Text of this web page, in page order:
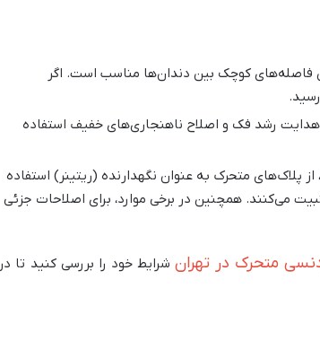
فاصله‌های کوچک بین دندان‌ها مناسب است. اگر
هدایت رشد فک و اصلاح ناهنجاری‌های خفیف استفاده
پلاک‌های متحرک به عنوان نگهدارنده (ریتینر) استفاده
می‌کنند. همچنین در برخی موارد، برای اصلاحات جزئی
متحرک در تهران شرایط خود را بررسی کنید تا در